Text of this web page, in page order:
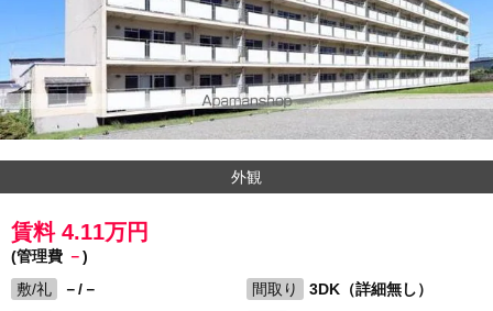
外観
賃料 4.11万円
(管理費 －)
敷/礼
－/－ 間取り
3DK（詳細無し）